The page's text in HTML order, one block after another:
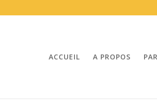
ACCUEIL A PROPOS